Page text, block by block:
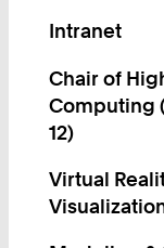
Intranet
Chair of
Computing
12)
Virtual